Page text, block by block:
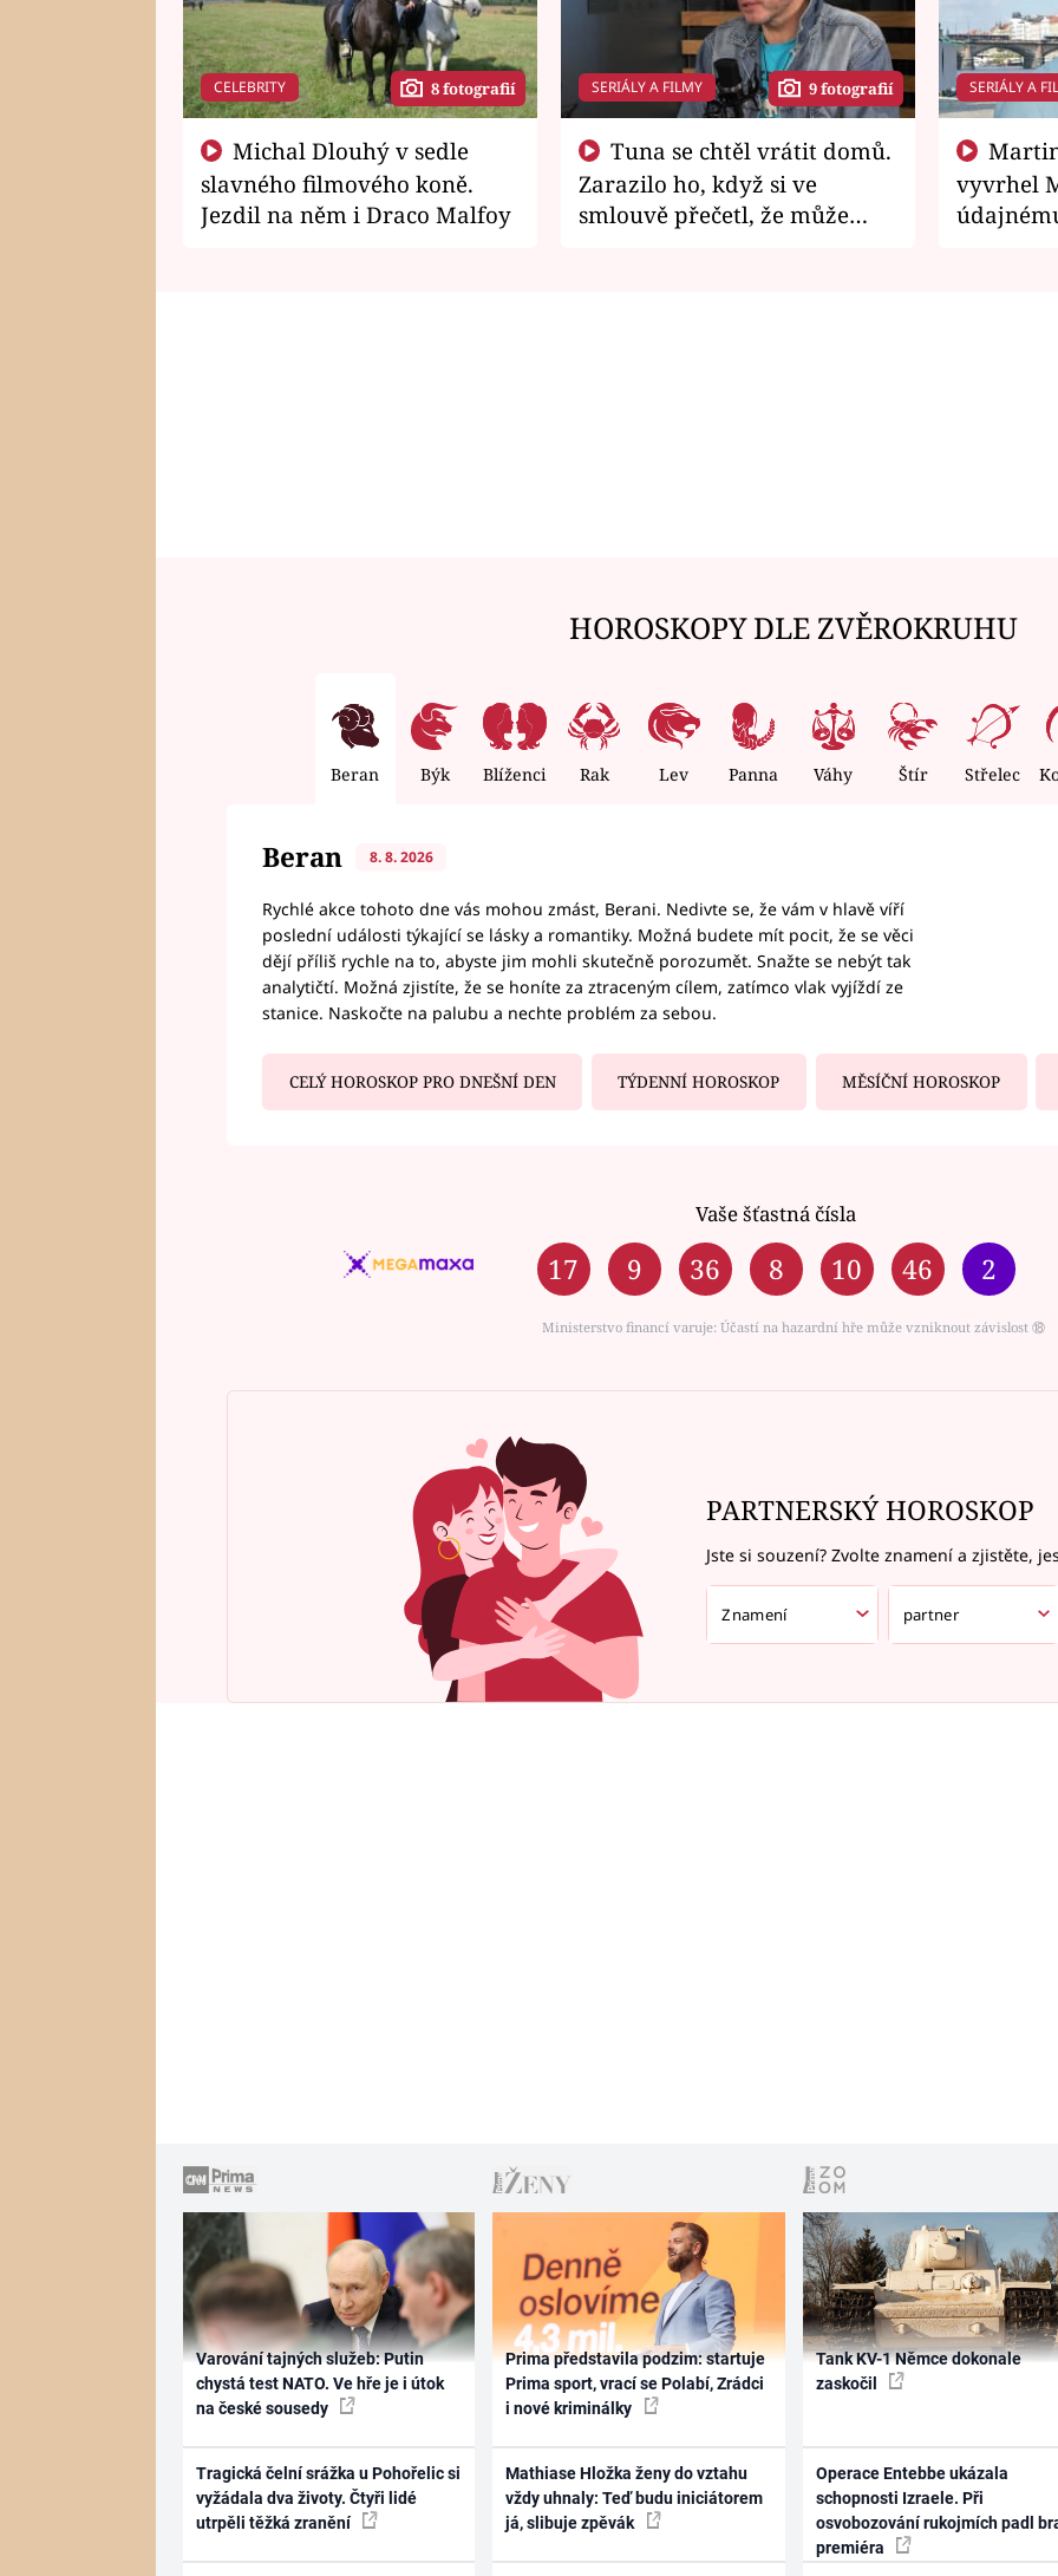
CELEBRITY 8 fotografií
slavného filmového koně.
Jezdil na něm i Draco Malfoy
SERIÁLY A FILMY 9 fotografií
Zarazilo ho, když si ve
smlouvě přečetl, že může
SERIÁLY A
vyvrhel
HOROSKOPY DLE ZVĚROKRUHU
Beran Býk Blíženci Rak Lev Panna Váhy Štír Střelec
Beran 8. 8. 2026
Rychlé akce tohoto dne vás mohou zmást, Berani. Nedivte se, že vám v hlavě víří
poslední události týkající se lásky a romantiky. Možná budete mít pocit, že se věci
dějí příliš rychle na to, abyste jim mohli skutečně porozumět. Snažte se nebýt tak
analytičtí. Možná zjistíte, že se honíte za ztraceným cílem, zatímco vlak vyjíždí ze
stanice. Naskočte na palubu a nechte problém za sebou.
CELÝ HOROSKOP PRO DNEŠNÍ DEN TÝDENNÍ HOROSKOP MĚSÍČNÍ HOROSKOP
Vaše šťastná čísla
17 9 36 8 10 46 2
Ministerstvo financí varuje: Účastí na hazardní hře může vzniknout závislost ⑱
PARTNERSKÝ HOROSKOP
Jste si souzení? Zvolte znamení a zjistěte,
Varování tajných služeb: Putin
chystá test NATO. Ve hře je i útok
na české sousedy
Tragická čelní srážka u Pohořelic si
vyžádala dva životy. Čtyři lidé
utrpěli těžká zranění
Prima představila podzim: startuje
Prima sport, vrací se Polabí, Zrádci
i nové kriminálky
Mathiase Hložka ženy do vztahu
vždy uhnaly: Teď budu iniciátorem
já, slibuje zpěvák
Tank KV-1 Němce dokonale
zaskočil
Operace Entebbe ukázala
schopnosti Izraele. Při
osvobozování rukojmích padl
premiéra